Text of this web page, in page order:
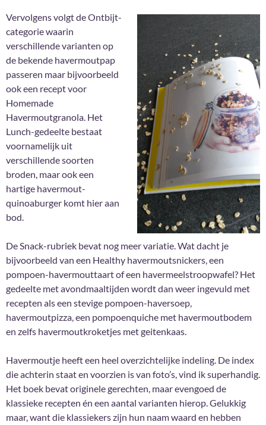
Vervolgens volgt de Ontbijt-
categorie waarin
verschillende varianten op
de bekende havermoutpap
passeren maar bijvoorbeeld
ook een recept voor
Homemade
Havermoutgranola. Het
Lunch-gedeelte bestaat
voornamelijk uit
verschillende soorten
broden, maar ook een
hartige havermout-
quinoaburger komt hier aan
bod.
De Snack-rubriek bevat nog meer variatie. Wat dacht je
bijvoorbeeld van een Healthy havermoutsnickers, een
pompoen-havermouttaart of een havermeelstroopwafel? Het
gedeelte met avondmaaltijden wordt dan weer ingevuld met
recepten als een stevige pompoen-haversoep,
havermoutpizza, een pompoenquiche met havermoutbodem
en zelfs havermoutkroketjes met geitenkaas.
Havermoutje heeft een heel overzichtelijke indeling. De index
die achterin staat en voorzien is van foto’s, vind ik superhandig.
Het boek bevat originele gerechten, maar evengoed de
klassieke recepten én een aantal varianten hierop. Gelukkig
maar, want die klassiekers zijn hun naam waard en hebben